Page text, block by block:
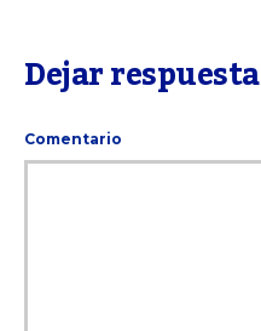
Dejar respuesta
Comentario